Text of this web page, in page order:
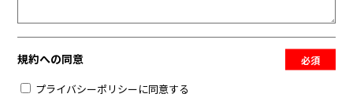
規約への同意 必須
プライバシーポリシーに同意する